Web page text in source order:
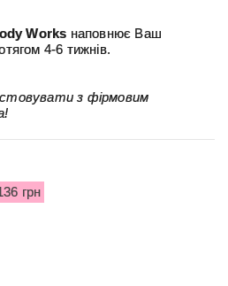
Works наповнює Ваш
4-6 тижнів.
з фірмовим
грн